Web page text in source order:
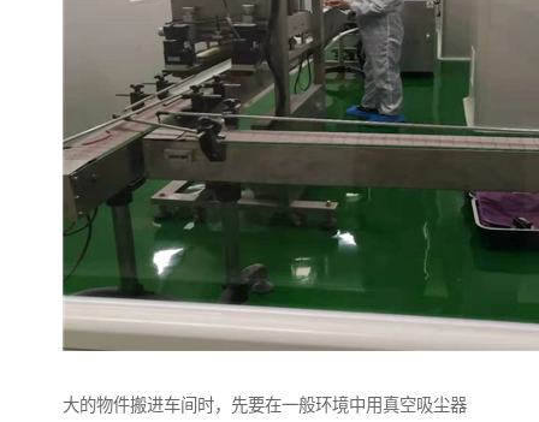
大的物件搬进车间时，先要在一般环境中用真空吸尘器